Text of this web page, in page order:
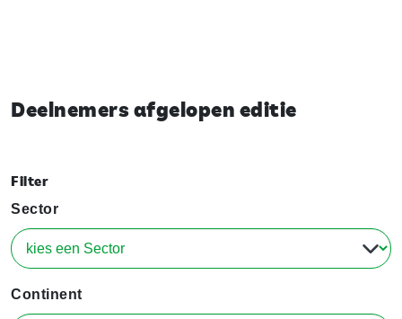
Deelnemers afgelopen editie
Filter
Sector
Continent